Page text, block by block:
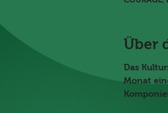
Über
Das
Monat